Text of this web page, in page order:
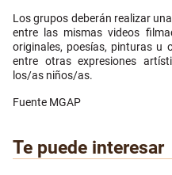
Los grupos deberán realizar
entre las mismas videos
originales, poesías, pinturas u
entre otras expresiones
los/as niños/as.
Fuente MGAP
Te puede interesar